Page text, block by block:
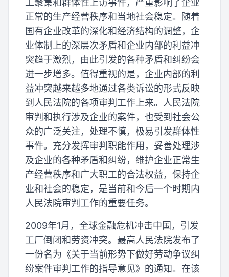
工聚集和群体性上访事件，严重影响了企业
正常的生产经营秩序和当地社会稳定。随着
国有企业改革的深化和经济结构的调整，企
业体制上的深层次矛盾和企业内部的利益冲
突趋于激烈，由此引发的各种矛盾和纠纷会
进一步增多。值得重视的是，企业内部的利
益冲突越来越多地通过各类诉讼的形式反映
到人民法院的各项审判工作上来。人民法院
审判和执行涉及企业的案件，也受到社会公
众的广泛关注，处理不慎，极易引发群体性
事件。充分发挥审判职能作用，妥善处理涉
及企业的各种矛盾和纠纷，维护企业正常生
产经营秩序和广大职工的合法权益，保持企
业和社会的稳定，是当前和今后一个时期内
人民法院审判工作的重要任务。
2009年1月，全球金融危机冲击中国，引发
工厂倒闭和劳资冲突。最高人民法院发布了
一份名为《关于当前形势下做好劳动争议纠
纷案件审判工作的指导意见》的通知。在该